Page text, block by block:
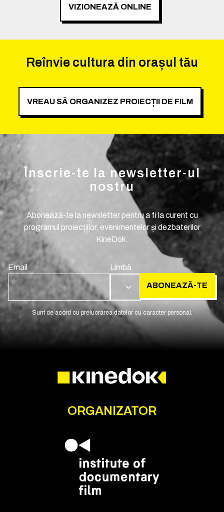
VIZIONEAZĂ ONLINE
Reînvie cultura din orașul tău
VREAU SĂ ORGANIZEZ PROIECȚII DE FILM
Înscrie-te la newsletter-ul
nostru
Abonează-te la newsletter pentru a fi la curent cu
programul proiecțiilor, evenimentelor și dezbaterilor
KineDok.
Email Limbă
RO ABONEAZĂ-TE
Sunt de acord cu prelucrarea datelor cu caracter personal.
ORGANIZATOR